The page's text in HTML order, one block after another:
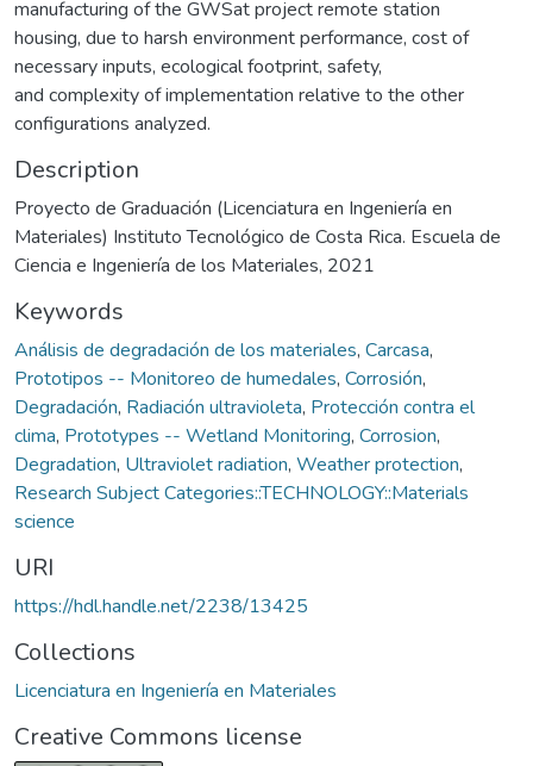
manufacturing of the GWSat project remote station
housing, due to harsh environment performance, cost of
necessary inputs, ecological footprint, safety,
and complexity of implementation relative to the other
configurations analyzed.
Description
Proyecto de Graduación (Licenciatura en Ingeniería en
Materiales) Instituto Tecnológico de Costa Rica. Escuela de
Ciencia e Ingeniería de los Materiales, 2021
Keywords
Análisis de degradación de los materiales, Carcasa,
Prototipos -- Monitoreo de humedales, Corrosión,
Degradación, Radiación ultravioleta, Protección contra el
clima, Prototypes -- Wetland Monitoring, Corrosion,
Degradation, Ultraviolet radiation, Weather protection,
Research Subject Categories::TECHNOLOGY::Materials
science
URI
https://hdl.handle.net/2238/13425
Collections
Licenciatura en Ingeniería en Materiales
Creative Commons license